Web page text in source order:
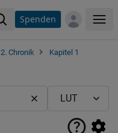
Spenden
2. Chronik
Kapitel 1